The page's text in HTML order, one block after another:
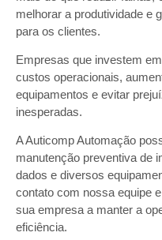
melhorar a produtividade e
para os clientes.
Empresas que investem
custos operacionais,
equipamentos e evitar
inesperadas.
A Auticomp Automação
manutenção preventiva de
dados e diversos
contato com nossa equipe
sua empresa a manter a
eficiência.